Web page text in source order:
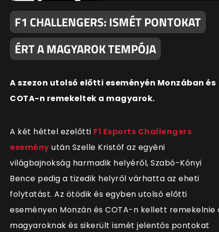
F1 CHALLENGERS: ISMÉT PONTOKAT
ÉRT A MAGYAROK TEMPÓJA
A szezon utolsó előtti eseményén Monzában és
COTA-n remekeltek a magyarok.
A két héttel ezelőtti F1 Esports Challengers
esemény után Szelle Kristóf az egyéni
világbajnokság harmadik helyéről, Szabó-Kónyi
Bence pedig a tizedik helyről várhatta az eheti
folytatást. Az ötödik és egyben utolsó előtti
eseményen Monzán és COTA-n kellett remekelnie
magyaroknak és sikerült ismét jelentős pontokat